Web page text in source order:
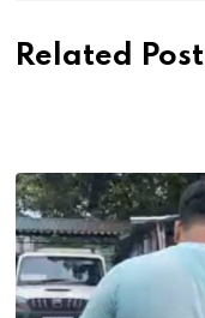
Related Post